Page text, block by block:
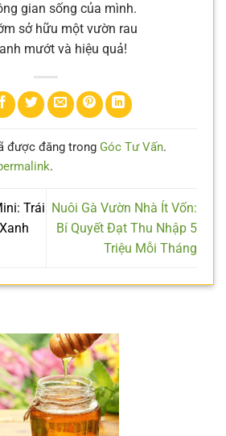
gian sống của mình.
sở hữu một vườn rau
mướt và hiệu quả!
được đăng trong Góc Tư Vấn.
.
Trái Nuôi Gà Vườn Nhà Ít Vốn:
Bí Quyết Đạt Thu Nhập 5
Triệu Mỗi Tháng